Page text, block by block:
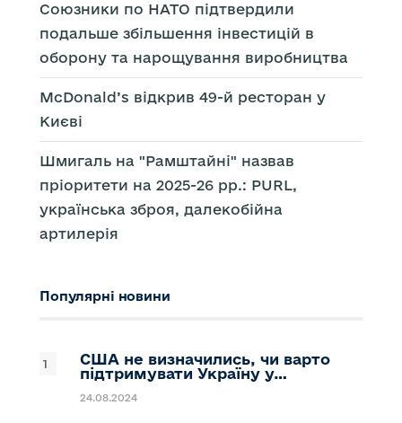
Союзники по НАТО підтвердили
подальше збільшення інвестицій в
оборону та нарощування виробництва
McDonald’s відкрив 49-й ресторан у
Києві
Шмигаль на "Рамштайні" назвав
пріоритети на 2025-26 рр.: PURL,
українська зброя, далекобійна
артилерія
Популярні новини
США не визначились, чи варто
підтримувати Україну у…
24.08.2024